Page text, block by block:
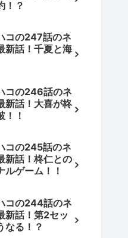
！？
コの247話のネ
新話！千夏と海
コの246話のネ
新話！大喜が柊
！！
コの245話のネ
新話！柊仁との
ルゲーム！！
コの244話のネ
新話！第2セッ
なる！？